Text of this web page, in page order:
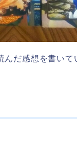
んだ感想を書いて